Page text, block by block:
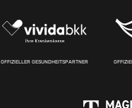
OFFIZIELLER GESUNDHEITSPARTNER